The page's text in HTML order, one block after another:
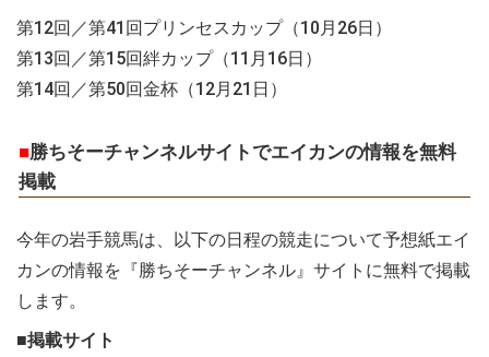
第12回／第41回プリンセスカップ（10月26日）
第13回／第15回絆カップ（11月16日）
第14回／第50回金杯（12月21日）
■勝ちそーチャンネルサイトでエイカンの情報を無料
掲載
今年の岩手競馬は、以下の日程の競走について予想紙エイ
カンの情報を『勝ちそーチャンネル』サイトに無料で掲載
します。
■掲載サイト